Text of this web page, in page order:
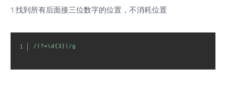
1.找到所有后面接三位数字的位置，不消耗位置
/(?=\d{3})/g